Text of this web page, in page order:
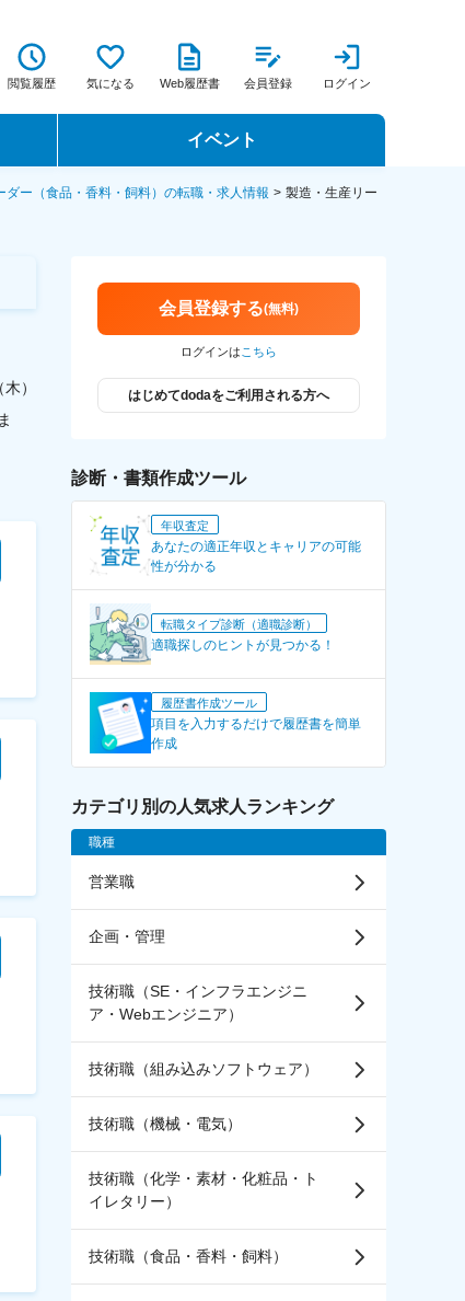
閲覧履歴 気になる Web履歴書 会員登録 ログイン
イベント
転職イベント・転職セミナー
転職セミナー動画
ダー（食品・香料・飼料）の転職・求人情報
製造・生産リー
）
会員登録する(無料)
ログインは こちら
はじめてdodaをご利用される方へ
診断・書類作成ツール
年収査定
あなたの適正年収とキャリアの可能
性が分かる
転職タイプ診断（適職診断）
適職探しのヒントが見つかる！
履歴書作成ツール
項目を入力するだけで履歴書を簡単
作成
カテゴリ別の人気求人ランキング
職種
営業職
企画・管理
技術職（SE・インフラエンジニ
ア・Webエンジニア）
技術職（組み込みソフトウェア）
技術職（機械・電気）
技術職（化学・素材・化粧品・ト
イレタリー）
技術職（食品・香料・飼料）